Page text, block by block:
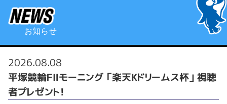
お知らせ
2026.08.08
平塚競輪ＦⅡモーニング 「楽天Kドリームス杯」 視聴
者プレゼント！